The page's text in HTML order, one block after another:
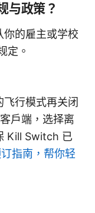
与政策？
的雇主或学校
定。
行模式再关闭
户端，选择离
Kill Switch 已
指南，帮你轻